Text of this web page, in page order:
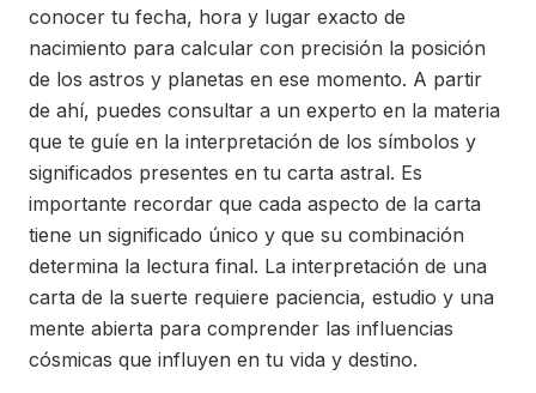
conocer tu fecha, hora y lugar exacto de
nacimiento para calcular con precisión la posición
de los astros y planetas en ese momento. A partir
de ahí, puedes consultar a un experto en la materia
que te guíe en la interpretación de los símbolos y
significados presentes en tu carta astral. Es
importante recordar que cada aspecto de la carta
tiene un significado único y que su combinación
determina la lectura final. La interpretación de una
carta de la suerte requiere paciencia, estudio y una
mente abierta para comprender las influencias
cósmicas que influyen en tu vida y destino.